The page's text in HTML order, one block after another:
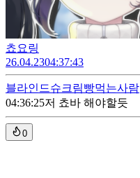
쵸요링
26.04.2304:37:43
블라인드슈크림빵먹는사람
04:36:25저 쵸바 해야할듯
0